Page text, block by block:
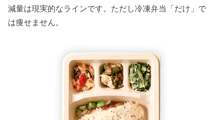
減量は現実的なラインです。ただし冷凍弁当「だけ」で
は痩せません。